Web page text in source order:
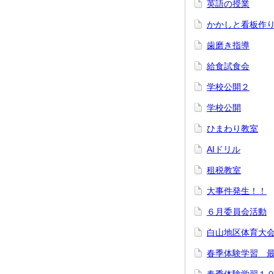
英語の授業
かかしと看板作り
歯磨き指導
給食試食会
学校公開２
学校公開
ひまわり教室
AIドリル
租税教室
大事件発生！！
６月委員会活動
白山地区体育大
春季体験学習